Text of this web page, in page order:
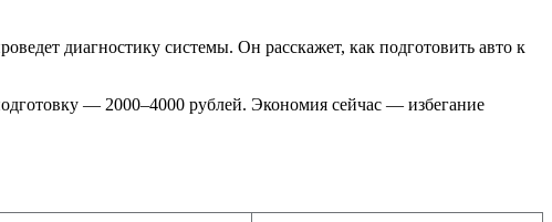
диагностику системы. Он расскажет, как подготовить авто к
— 2000–4000 рублей. Экономия сейчас — избегание